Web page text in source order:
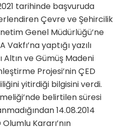
tarihinde başvuruda
Çevre ve Şehircilik
Genel Müdürlüğü’ne
yaptığı yazılı
Altın ve Gümüş Madeni
Projesi’nin ÇED
yitirdiği bilgisini verdi.
belirtilen süresi
14.08.2014
Kararı’nın